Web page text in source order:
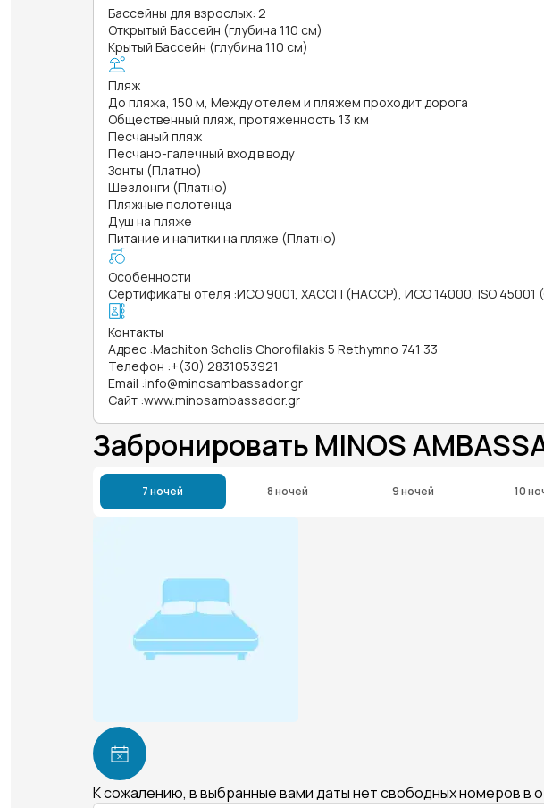
Бассейны для взрослых: 2
Открытый Бассейн (глубина 110 см)
Крытый Бассейн (глубина 110 см)
Пляж
До пляжа, 150 м, Между отелем и пляжем проходит дорога
Общественный пляж, протяженность 13 км
Песчаный пляж
Песчано-галечный вход в воду
Зонты (Платно)
Шезлонги (Платно)
Пляжные полотенца
Душ на пляже
Питание и напитки на пляже (Платно)
Особенности
Сертификаты отеля :ИСО 9001, ХАССП (HACCP), ИСО 14000, ISO 45001
Контакты
Адрес :Machiton Scholis Chorofilakis 5 Rethymno 741 33
Телефон :+(30) 2831053921
Email :info@minosambassador.gr
Сайт :www.minosambassador.gr
Забронировать MINOS
7 ночей 8 ночей 9 ночей 10
К сожалению, в выбранные вами даты нет свободных номеров в